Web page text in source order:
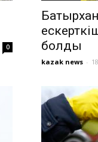
0
болды
kazak news -